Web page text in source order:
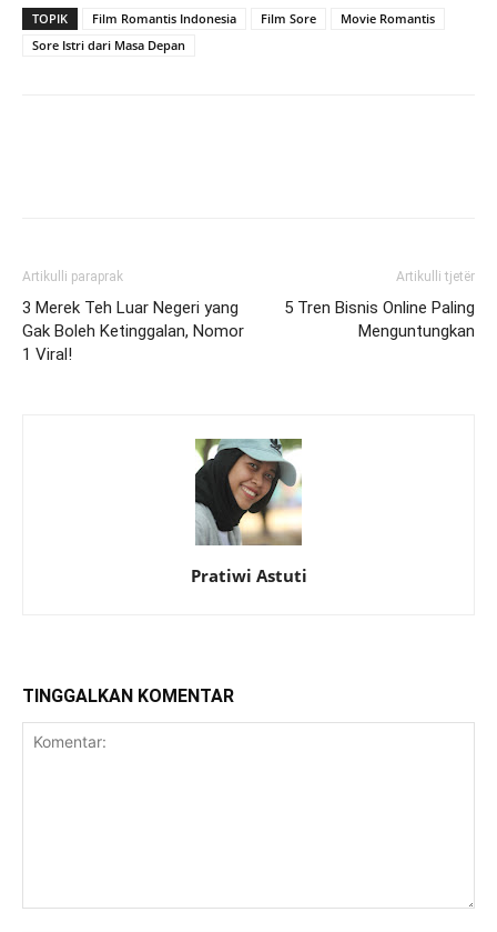
TOPIK Film Romantis Indonesia Film Sore
Movie Romantis
Sore Istri dari Masa Depan
Artikulli paraprak
3 Merek Teh Luar Negeri yang
Gak Boleh Ketinggalan, Nomor
1 Viral!
Artikulli tjetër
5 Tren Bisnis Online Paling
Menguntungkan
Pratiwi Astuti
TINGGALKAN KOMENTAR